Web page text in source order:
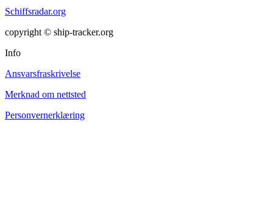
Schiffsradar.org
copyright © ship-tracker.org
Info
Ansvarsfraskrivelse
Merknad om nettsted
Personvernerklæring